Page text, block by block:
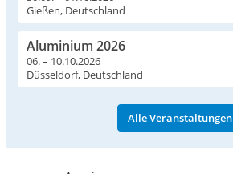
Gießen, Deutschland
Aluminium 2026
06. – 10.10.2026
Düsseldorf, Deutschland
Alle Veranstaltungen